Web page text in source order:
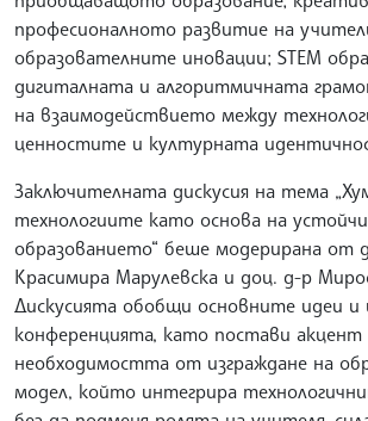
професионалното развитие на
образователните иновации; STEM
дигиталната и алгоритмичната
на взаимодействието между
ценностите и културната
Заключителната дискусия на тема
технологиите като основа на
образованието“ беше модерирана от
Красимира Марулевска и доц. д-р
Дискусията обобщи основните идеи и
конференцията, като постави акцент
необходимостта от изграждане на
модел, който интегрира